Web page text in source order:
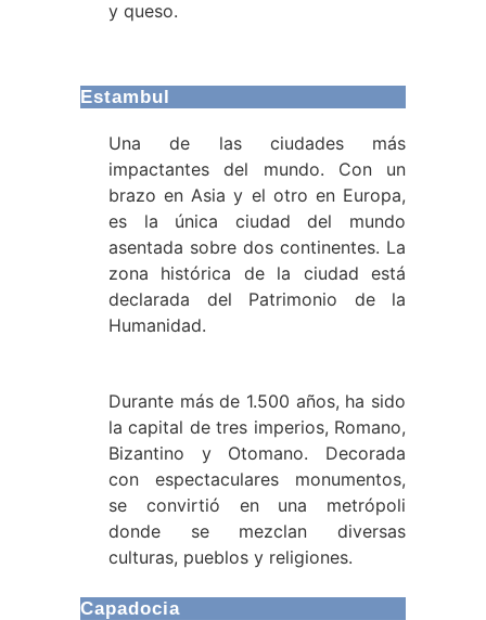
y queso.
Estambul
Una de las ciudades más
impactantes del mundo. Con un
brazo en Asia y el otro en Europa,
es la única ciudad del mundo
asentada sobre dos continentes. La
zona histórica de la ciudad está
declarada del Patrimonio de la
Humanidad.
Durante más de 1.500 años, ha sido
la capital de tres imperios, Romano,
Bizantino y Otomano. Decorada
con espectaculares monumentos,
se convirtió en una metrópoli
donde se mezclan diversas
culturas, pueblos y religiones.
Capadocia